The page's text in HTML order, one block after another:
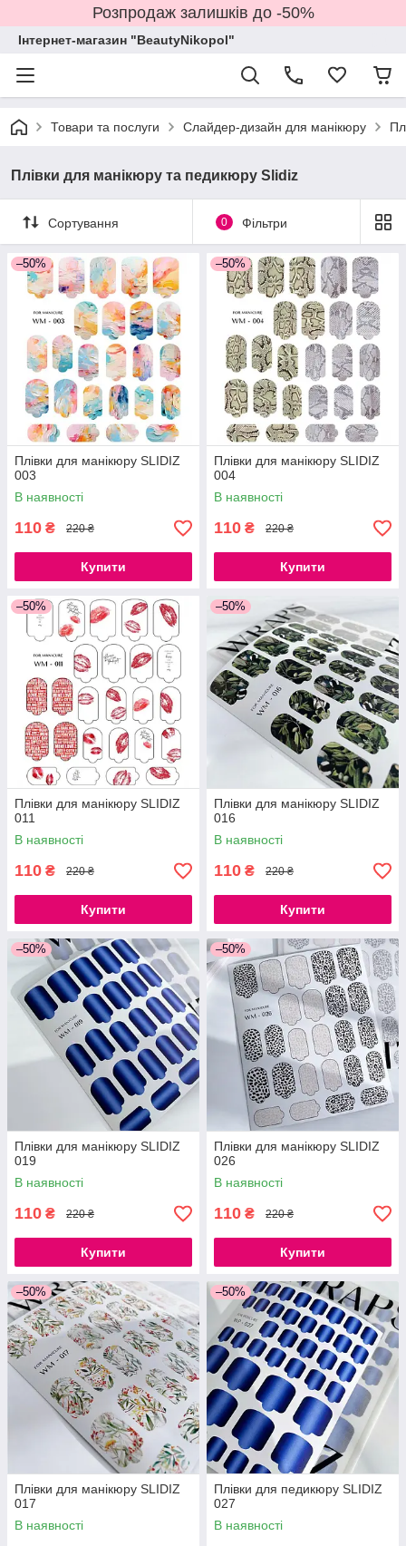
Розпродаж залишків до -50%
Інтернет-магазин "BeautyNikopol"
Товари та послуги Слайдер-дизайн для манікюру
Плівки для манікюру та педикюру Slidiz
Сортування 0 Фільтри
–50%
Плівки для манікюру SLIDIZ
003
В наявності
110 ₴ 220 ₴
Купити
–50%
Плівки для манікюру SLIDIZ
004
В наявності
110 ₴ 220 ₴
Купити
–50%
Плівки для манікюру SLIDIZ
011
В наявності
110 ₴ 220 ₴
Купити
–50%
Плівки для манікюру SLIDIZ
016
В наявності
110 ₴ 220 ₴
Купити
–50%
Плівки для манікюру SLIDIZ
019
В наявності
110 ₴ 220 ₴
Купити
–50%
Плівки для манікюру SLIDIZ
026
В наявності
110 ₴ 220 ₴
Купити
–50%
Плівки для манікюру SLIDIZ
017
В наявності
–50%
Плівки для педикюру SLIDIZ
027
В наявності